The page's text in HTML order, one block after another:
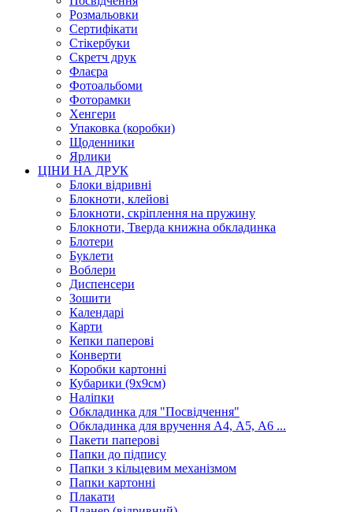
Розмальовки
Сертифікати
Стікербуки
Скретч друк
Флаєра
Фотоальбоми
Фоторамки
Хенгери
Упаковка (коробки)
Щоденники
Ярлики
ЦІНИ НА ДРУК
Блоки відривні
Блокноти, клейові
Блокноти, скріплення на пружину
Блокноти, Тверда книжна обкладинка
Блотери
Буклети
Воблери
Диспенсери
Зошити
Календарі
Карти
Кепки паперові
Конверти
Коробки картонні
Кубарики (9х9см)
Наліпки
Обкладинка для "Посвідчення"
Обкладинка для вручення А4, А5, А6 ...
Пакети паперові
Папки до підпису
Папки з кільцевим механізмом
Папки картонні
Плакати